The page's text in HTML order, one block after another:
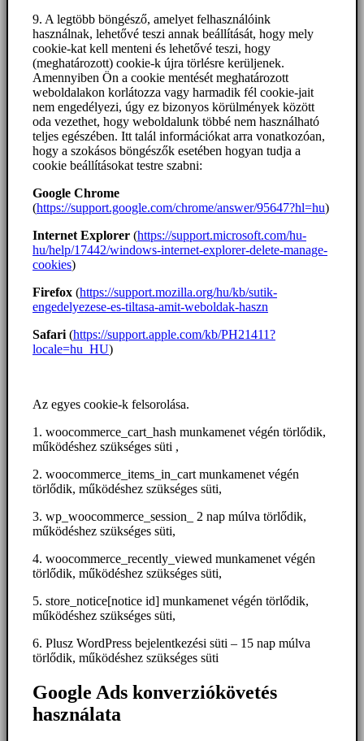
9. A legtöbb böngésző, amelyet felhasználóink
használnak, lehetővé teszi annak beállítását, hogy mely
cookie-kat kell menteni és lehetővé teszi, hogy
(meghatározott) cookie-k újra törlésre kerüljenek.
Amennyiben Ön a cookie mentését meghatározott
weboldalakon korlátozza vagy harmadik fél cookie-jait
nem engedélyezi, úgy ez bizonyos körülmények között
oda vezethet, hogy weboldalunk többé nem használható
teljes egészében. Itt talál információkat arra vonatkozóan,
hogy a szokásos böngészők esetében hogyan tudja a
cookie beállításokat testre szabni:
Google Chrome
(https://support.google.com/chrome/answer/95647?hl=hu)
Internet Explorer (https://support.microsoft.com/hu-
hu/help/17442/windows-internet-explorer-delete-manage-
cookies)
Firefox (https://support.mozilla.org/hu/kb/sutik-
engedelyezese-es-tiltasa-amit-weboldak-haszn
Safari (https://support.apple.com/kb/PH21411?
locale=hu_HU)
Az egyes cookie-k felsorolása.
1. woocommerce_cart_hash munkamenet végén törlődik,
működéshez szükséges süti ,
2. woocommerce_items_in_cart munkamenet végén
törlődik, működéshez szükséges süti,
3. wp_woocommerce_session_ 2 nap múlva törlődik,
működéshez szükséges süti,
4. woocommerce_recently_viewed munkamenet végén
törlődik, működéshez szükséges süti,
5. store_notice[notice id] munkamenet végén törlődik,
működéshez szükséges süti,
6. Plusz WordPress bejelentkezési süti – 15 nap múlva
törlődik, működéshez szükséges süti
Google Ads konverziókövetés
használata